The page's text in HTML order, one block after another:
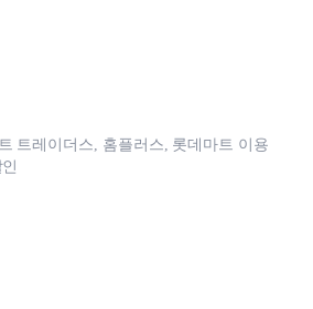
트레이더스, 홈플러스, 롯데마트 이용